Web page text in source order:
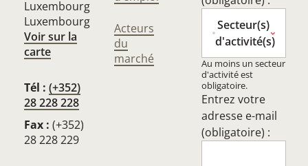
Luxembourg
Luxembourg
Voir sur la
carte
Tél : (+352)
28 228 228
Fax : (+352)
28 228 229
Acteurs
du
marché
Secteur(s)
d'activité(s)
Au moins un secteur
d'activité est
obligatoire.
Entrez votre
adresse e-mail
(obligatoire) :